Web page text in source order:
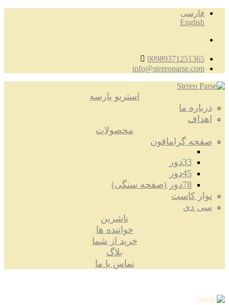
فارسی
English
00989371251365
info@stereoparse.com
استریو پارسه
درباره ما
اهداف
محصولات
صفحه گرامافون
33دور
45دور
78دور (صفحه سنگی)
نوار کاست
سی دی
ناشرین
خواننده ها
خرید از شما
بلاگ
تماس با ما